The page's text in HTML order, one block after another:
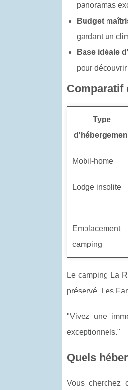
panoramas
Budget
gardant un
Base idéale
pour
Comparatif
Type
Mobil-home
Lodge insolite
Emplacement
camping
Le camping La
préservé. Les
"Vivez une
exceptionnels."
Quels
Vous cherchez